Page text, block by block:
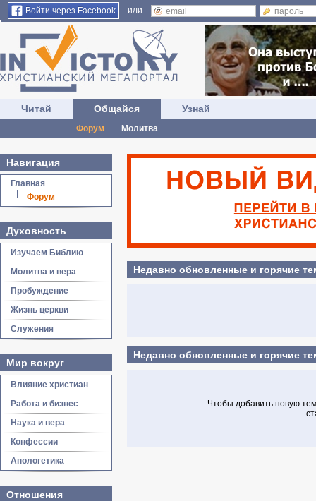
Войти через Facebook или
Читай Общайся
Форум Молитва
Узнай
Навигация
Главная
Форум
Духовность
Изучаем Библию
Молитва и вера
Пробуждение
Жизнь церкви
Служения
Мир вокруг
Влияние христиан
Работа и бизнес
Наука и вера
Конфессии
Апологетика
Отношения
Недавно обновленные и горячие
Недавно обновленные и горячие
Чтобы добавить новую